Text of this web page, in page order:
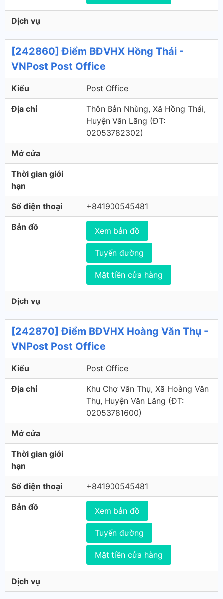
Dịch vụ
[242860] Điểm BĐVHX Hồng Thái -
VNPost Post Office
Kiểu Post Office
Địa chỉ
Thôn Bản Nhùng, Xã Hồng Thái,
Huyện Văn Lãng (ÐT:
02053782302)
Mở cửa
Thời gian giới
hạn
Số điện thoại +841900545481
Bản đồ Xem bản đồ
Tuyến đường
Mặt tiền cửa hàng
Dịch vụ
[242870] Điểm BĐVHX Hoàng Văn Thụ -
VNPost Post Office
Kiểu Post Office
Địa chỉ
Khu Chợ Văn Thụ, Xã Hoàng Văn
Thụ, Huyện Văn Lãng (ÐT:
02053781600)
Mở cửa
Thời gian giới
hạn
Số điện thoại +841900545481
Bản đồ Xem bản đồ
Tuyến đường
Mặt tiền cửa hàng
Dịch vụ